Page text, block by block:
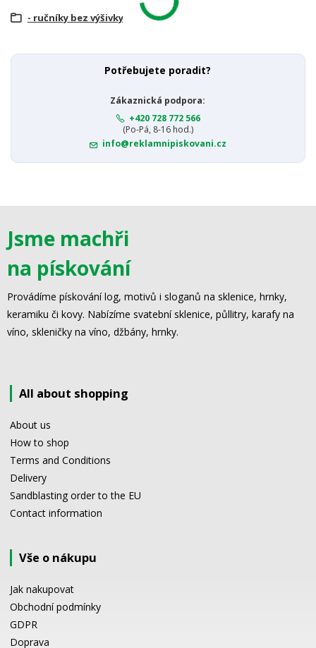
- ručníky bez výšivky
Potřebujete poradit?
Zákaznická podpora:
+420 728 772 566
(Po-Pá, 8-16 hod.)
info@reklamnipiskovani.cz
Jsme machři
na pískování
Provádíme pískování log, motivů i sloganů na sklenice, hrnky,
keramiku či kovy. Nabízíme svatební sklenice, půllitry, karafy na
víno, skleničky na víno, džbány, hrnky.
All about shopping
About us
How to shop
Terms and Conditions
Delivery
Sandblasting order to the EU
Contact information
Vše o nákupu
Jak nakupovat
Obchodní podmínky
GDPR
Doprava